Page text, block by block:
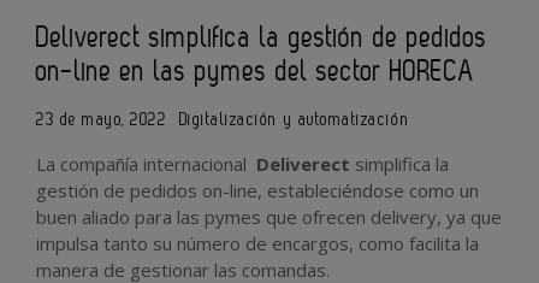
Deliverect simplifica la gestión de pedidos
on-line en las pymes del sector HORECA
23 de mayo, 2022 Digitalización y automatización
La compañía internacional Deliverect simplifica la
gestión de pedidos on-line, estableciéndose como un
buen aliado para las pymes que ofrecen delivery, ya que
impulsa tanto su número de encargos, como facilita la
manera de gestionar las comandas.